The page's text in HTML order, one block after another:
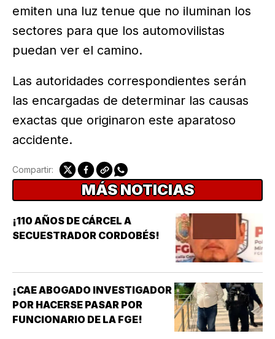
emiten una luz tenue que no iluminan los
sectores para que los automovilistas
puedan ver el camino.
Las autoridades correspondientes serán
las encargadas de determinar las causas
exactas que originaron este aparatoso
accidente.
Compartir:
MÁS NOTICIAS
¡110 AÑOS DE CÁRCEL A
SECUESTRADOR CORDOBÉS!
¡CAE ABOGADO INVESTIGADOR
POR HACERSE PASAR POR
FUNCIONARIO DE LA FGE!